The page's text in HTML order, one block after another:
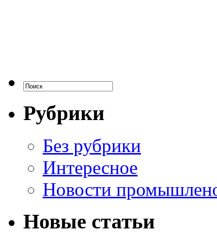
Рубрики
Без рубрики
Интересное
Новости
Новые статьи